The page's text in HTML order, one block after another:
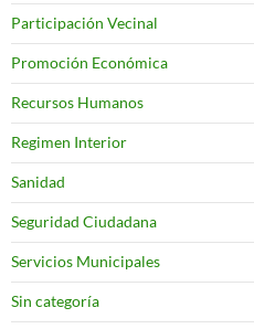
Participación Vecinal
Promoción Económica
Recursos Humanos
Regimen Interior
Sanidad
Seguridad Ciudadana
Servicios Municipales
Sin categoría